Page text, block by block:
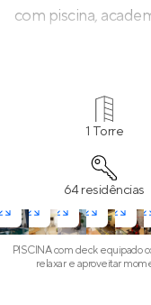
com piscina,
1 Torre
64 residências
PISCINA com deck equipado
relaxar e aproveitar